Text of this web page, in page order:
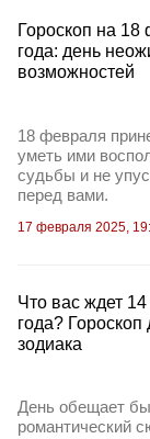
Гороскоп на
года: день
возможностей
18 февраля
уметь ими
судьбы и не
перед вами.
17 февраля 2025,
Что вас ждет
года? Гороскоп
зодиака
День обещает
романтический